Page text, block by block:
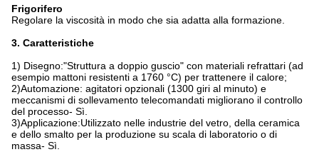
Frigorifero
Regolare la viscosità in modo che sia adatta alla formazione.
3. Caratteristiche
1) Disegno:"Struttura a doppio guscio" con materiali refrattari (ad
esempio mattoni resistenti a 1760 °C) per trattenere il calore;
2)Automazione: agitatori opzionali (1300 giri al minuto) e
meccanismi di sollevamento telecomandati migliorano il controllo
del processo- Sì.
3)Applicazione:Utilizzato nelle industrie del vetro, della ceramica
e dello smalto per la produzione su scala di laboratorio o di
massa- Sì.